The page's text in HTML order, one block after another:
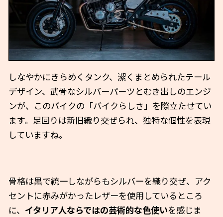
しなやかにきらめくタンク、潔くまとめられたテール
デザイン、武骨なシルバーパーツとむき出しのエンジ
ンが、このバイクの「バイクらしさ」を際立たせてい
ます。足回りは新旧織り交ぜられ、独特な個性を表現
していますね。
骨格は黒で統一しながらもシルバーを織り交ぜ、アク
セントに赤みがかったレザーを使用しているところ
に、 イタリア人ならではの芸術的な色使いを感じま